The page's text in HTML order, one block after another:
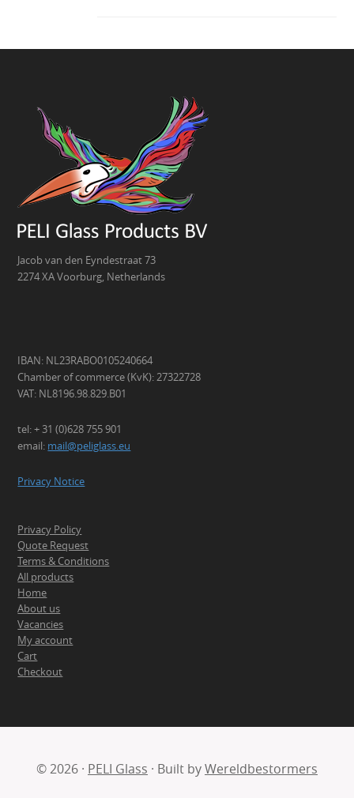
Jacob van den Eyndestraat 73
2274 XA Voorburg, Netherlands
IBAN: NL23RABO0105240664
Chamber of commerce (KvK): 27322728
VAT: NL8196.98.829.B01
tel: + 31 (0)628 755 901
email: mail@peliglass.eu
Privacy Notice
Privacy Policy
Quote Request
Terms & Conditions
All products
Home
About us
Vacancies
My account
Cart
Checkout
© 2026 · PELI Glass · Built byWereldbestormers